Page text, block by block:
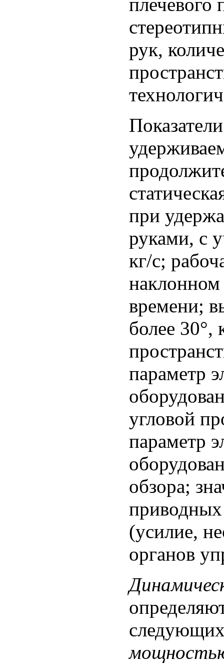
рук,
при
руками, с
кг/с;
времени;
более 30°,
параметр
угловой
параметр
обзора;
приводных
(усилие,
органов